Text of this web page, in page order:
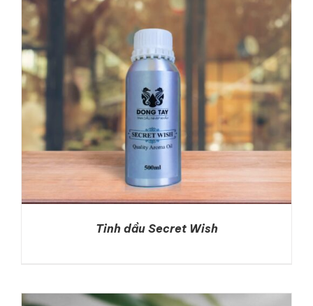
DETAILS
Tinh dầu Secret Wish